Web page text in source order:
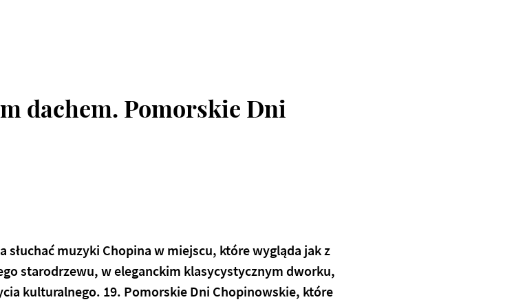
dachem. Pomorskie Dni
słuchać muzyki Chopina w miejscu, które wygląda jak z
starodrzewu, w eleganckim klasycystycznym dworku,
kulturalnego. 19. Pomorskie Dni Chopinowskie, które